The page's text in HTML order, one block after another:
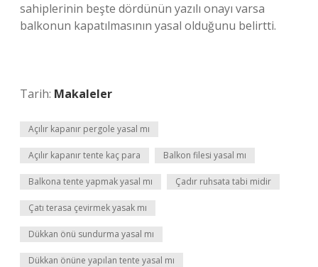
sahiplerinin beşte dördünün yazılı onayı varsa
balkonun kapatılmasının yasal olduğunu belirtti.
Tarih: Makaleler
Açılır kapanır pergole yasal mı
Açılır kapanır tente kaç para Balkon filesi yasal mı
Balkona tente yapmak yasal mı Çadır ruhsata tabi midir
Çatı terasa çevirmek yasak mı
Dükkan önü sundurma yasal mı
Dükkan önüne yapılan tente yasal mı